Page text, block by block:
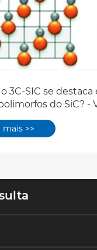
3C-SIC se destaca
do SiC? -
mais >>